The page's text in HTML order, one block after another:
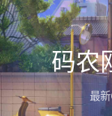
码农
最